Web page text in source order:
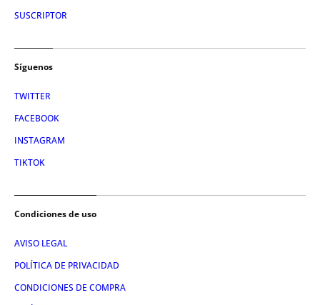
SUSCRIPTOR
Síguenos
TWITTER
FACEBOOK
INSTAGRAM
TIKTOK
Condiciones de uso
AVISO LEGAL
POLÍTICA DE PRIVACIDAD
CONDICIONES DE COMPRA